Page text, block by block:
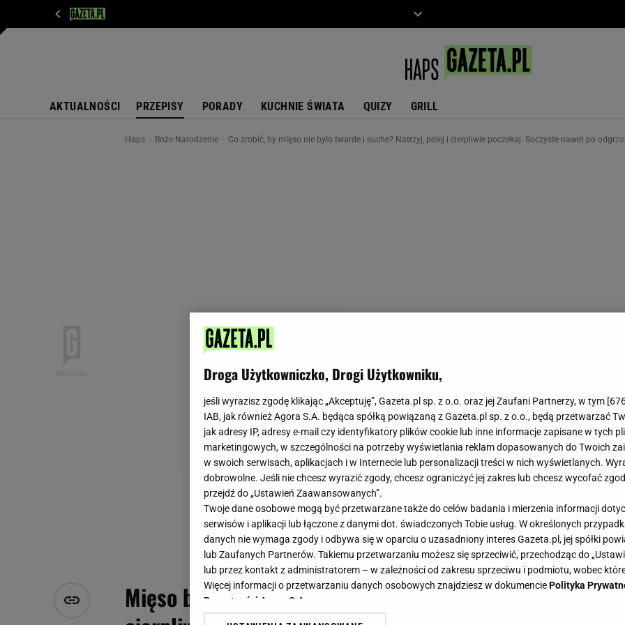
AKTUALNOŚCI PRZEPISY PORADY KUCHNIE ŚWIATA QUIZY GRILL
Haps Boże Narodzenie Co zrobić, by mięso nie było twarde i suche? Natrzyj, polej i cierpliwie poczekaj. Soczyste nawet po
Mięso będzie się rozpływać jak masło. Natrzyj, polej i
Droga Użytkowniczko, Drogi Użytkowniku,
jeśli wyrazisz zgodę klikając „Akceptuję”, Gazeta.pl sp. z o.o. oraz jej Zaufani Partnerzy, w tym [
IAB, jak również Agora S.A. będąca spółką powiązaną z Gazeta.pl sp. z o.o., będą przetwarzać
jak adresy IP, adresy e-mail czy identyfikatory plików cookie lub inne informacje zapisane w tych
marketingowych, w szczególności na potrzeby wyświetlania reklam dopasowanych do Twoich
w swoich serwisach, aplikacjach i w Internecie lub personalizacji treści w nich wyświetlanych.
dobrowolne. Jeśli nie chcesz wyrazić zgody, chcesz ograniczyć jej zakres lub chcesz wycofać
przejdź do „Ustawień Zaawansowanych”.
Twoje dane osobowe mogą być przetwarzane także do celów badania i mierzenia informacji
serwisów i aplikacji lub łączone z danymi dot. świadczonych Tobie usług. W określonych
danych nie wymaga zgody i odbywa się w oparciu o uzasadniony interes Gazeta.pl, jej spółki
lub Zaufanych Partnerów. Takiemu przetwarzaniu możesz się sprzeciwić, przechodząc do
lub przez kontakt z administratorem – w zależności od zakresu sprzeciwu i podmiotu, wobec
Więcej informacji o przetwarzaniu danych osobowych znajdziesz w dokumenciePolityka
Prywatności Agora S.A.